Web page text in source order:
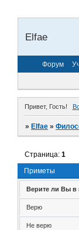
Elfae
Форум
Привет, Гость!
»Elfae »
Приметы
Страница:1
Верите ли Вы в
Верю
Не верю